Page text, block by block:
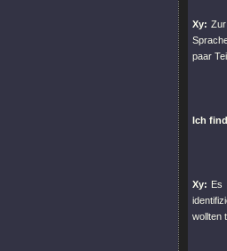
Xy:
paar
Ich
Xy: Es
wollten